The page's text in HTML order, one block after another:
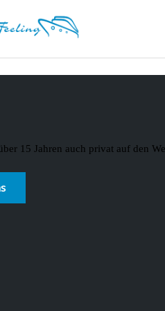
15 Jahren auch privat auf den